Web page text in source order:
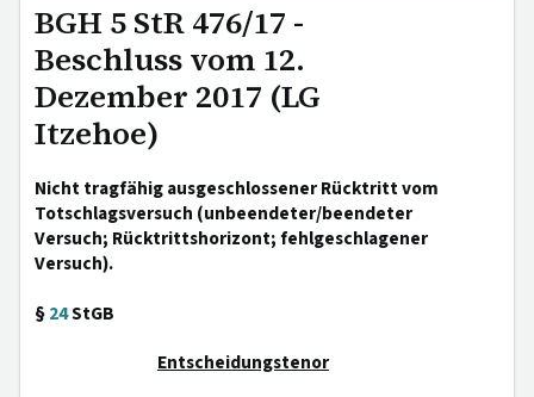
BGH 5 StR 476/17 -
Beschluss vom 12.
Dezember 2017 (LG
Itzehoe)
Nicht tragfähig ausgeschlossener Rücktritt vom
Totschlagsversuch (unbeendeter/beendeter
Versuch; Rücktrittshorizont; fehlgeschlagener
Versuch).
§24StGB
Entscheidungstenor